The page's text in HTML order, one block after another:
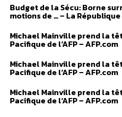
Budget de la Sécu: Borne
motions de … – La
Michael Mainville prend la
Pacifique de l’AFP – AFP.com
Michael Mainville prend la
Pacifique de l’AFP – AFP.com
Michael Mainville prend la
Pacifique de l’AFP – AFP.com